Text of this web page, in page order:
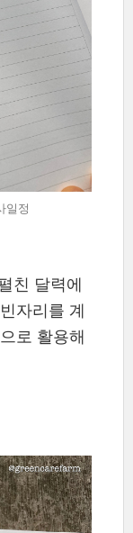
일정
친 달력에
자리를 계
로 활용해